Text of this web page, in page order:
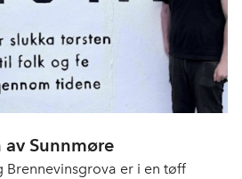
av Sunnmøre
Brennevinsgrova er i en tøff